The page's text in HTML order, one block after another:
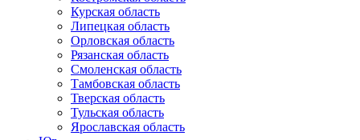
Курская область
Липецкая область
Орловская область
Рязанская область
Смоленская область
Тамбовская область
Тверская область
Тульская область
Ярославская область